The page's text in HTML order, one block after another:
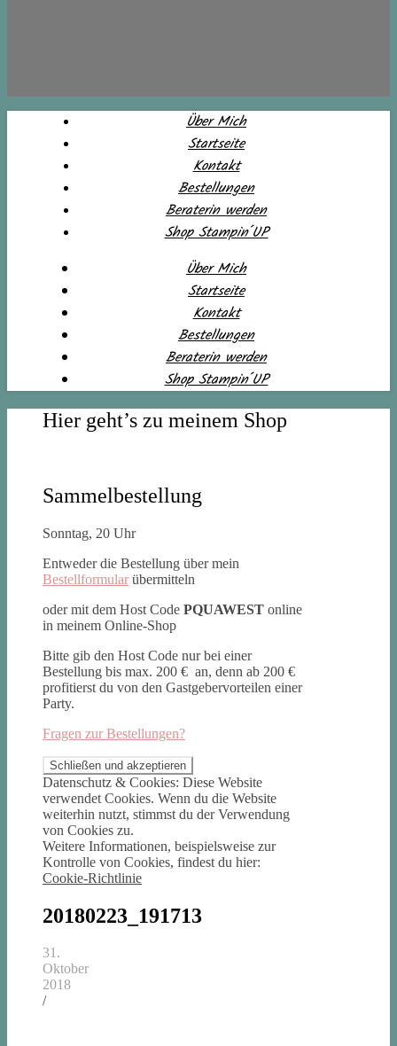
Über Mich
Startseite
Kontakt
Bestellungen
Beraterin werden
Shop Stampin´UP
Über Mich
Startseite
Kontakt
Bestellungen
Beraterin werden
Shop Stampin´UP
Hier geht’s zu meinem Shop
Sammelbestellung
Sonntag, 20 Uhr
Entweder die Bestellung über mein
Bestellformular übermitteln
oder mit dem Host Code PQUAWEST online
in meinem Online-Shop
Bitte gib den Host Code nur bei einer
Bestellung bis max. 200 € an, denn ab 200 €
profitierst du von den Gastgebervorteilen einer
Party.
Fragen zur Bestellungen?
Datenschutz & Cookies: Diese Website
verwendet Cookies. Wenn du die Website
weiterhin nutzt, stimmst du der Verwendung
von Cookies zu.
Weitere Informationen, beispielsweise zur
Kontrolle von Cookies, findest du hier:
Cookie-Richtlinie
20180223_191713
31.
Oktober
2018
/